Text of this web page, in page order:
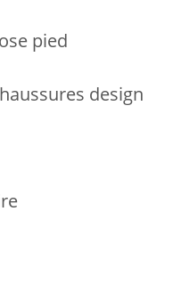
pied
design